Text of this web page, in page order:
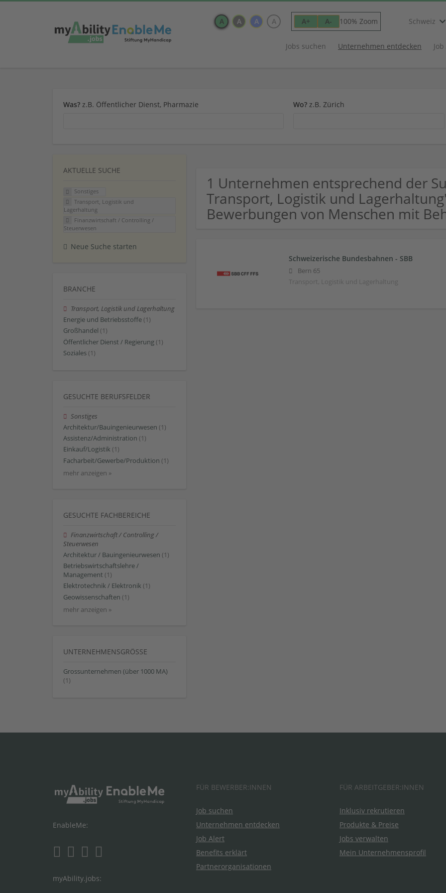
A A A A A+ A- 100% Zoom Schweiz
Jobs suchen Unternehmen entdecken
Was? z.B. Öffentlicher Dienst, Pharmazie Wo? z.B. Zürich
AKTUELLE SUCHE
Sonstiges
Transport, Logistik und
Lagerhaltung
Finanzwirtschaft / Controlling /
Steuerwesen
Neue Suche starten
BRANCHE
Transport, Logistik und Lagerhaltung
Energie und Betriebsstoffe (1)
Großhandel (1)
Öffentlicher Dienst / Regierung (1)
Soziales (1)
GESUCHTE BERUFSFELDER
Sonstiges
Architektur/Bauingenieurwesen (1)
Assistenz/Administration (1)
Einkauf/Logistik (1)
Facharbeit/Gewerbe/Produktion (1)
mehr anzeigen »
GESUCHTE FACHBEREICHE
Finanzwirtschaft / Controlling /
Steuerwesen
Architektur / Bauingenieurwesen (1)
Betriebswirtschaftslehre /
Management (1)
Elektrotechnik / Elektronik (1)
Geowissenschaften (1)
mehr anzeigen »
UNTERNEHMENSGRÖSSE
Grossunternehmen (über 1000 MA)
(1)
1 Unternehmen entsprechend der
Transport, Logistik und
Bewerbungen von Menschen mit
Schweizerische Bundesbahnen - SBB
Bern 65
Transport, Logistik und Lagerhaltung
EnableMe:
myAbility.jobs:
FÜR BEWERBER:INNEN
Job suchen
Unternehmen entdecken
Job Alert
Benefits erklärt
Partnerorganisationen
FÜR ARBEITGEBER:INNEN
Inklusiv rekrutieren
Produkte & Preise
Jobs verwalten
Mein Unternehmensprofil